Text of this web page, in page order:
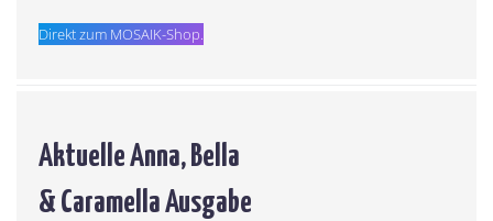
Direkt zum MOSAIK-Shop.
Aktuelle Anna, Bella
& Caramella Ausgabe